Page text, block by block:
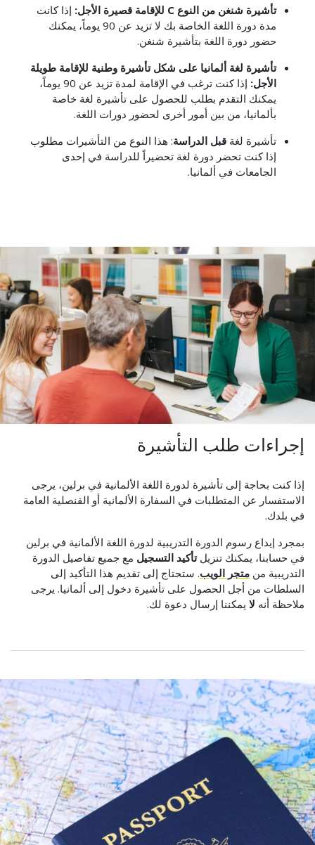
تأشيرة شنغن من النوع C للإقامة قصيرة الأجل:
إذا كانت
مدة دورة اللغة الخاصة بك لا تزيد عن 90 يوماً، يمكنك
حضور دورة اللغة بتأشيرة شنغن.
تأشيرة لغة ألمانيا على شكل تأشيرة وطنية للإقامة طويلة
الأجل:
إذا كنت ترغب في الإقامة لمدة تزيد عن 90 يوماً،
يمكنك التقدم بطلب للحصول على تأشيرة لغة خاصة
بألمانيا، من بين أمور أخرى لحضور دورات اللغة.
تأشيرة لغة قبل الدراسة: هذا النوع من التأشيرات مطلوب
إذا كنت تحضر دورة لغة تحضيراً للدراسة في إحدى
الجامعات في ألمانيا.
إجراءات طلب التأشيرة
إذا كنت بحاجة إلى تأشيرة لدورة اللغة الألمانية في برلين، يرجى
الاستفسار عن المتطلبات في السفارة الألمانية أو القنصلية العامة
في بلدك.
بمجرد إيداع رسوم الدورة التدريبية لدورة اللغة الألمانية في برلين
في حسابنا، يمكنك تنزيلتأكيد التسجيل مع جميع تفاصيل الدورة
التدريبية من متجر الويب. ستحتاج إلى تقديم هذا التأكيد إلى
السلطات من أجل الحصول على تأشيرة دخول إلى ألمانيا. يرجى
ملاحظة أنه لا يمكننا إرسال دعوة لك.